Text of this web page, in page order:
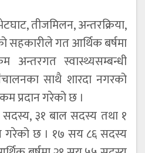
तीजमिलन, अन्तरक्रिया,
सहकारीले गत आर्थिक बर्षमा
अन्तरगत स्वास्थ्यसम्बन्धी
साथै शारदा नगरको
प्रदान गरेको छ ।
३१ बाल सदस्य तथा १
गरेको छ । १७ सय ८६ सदस्य